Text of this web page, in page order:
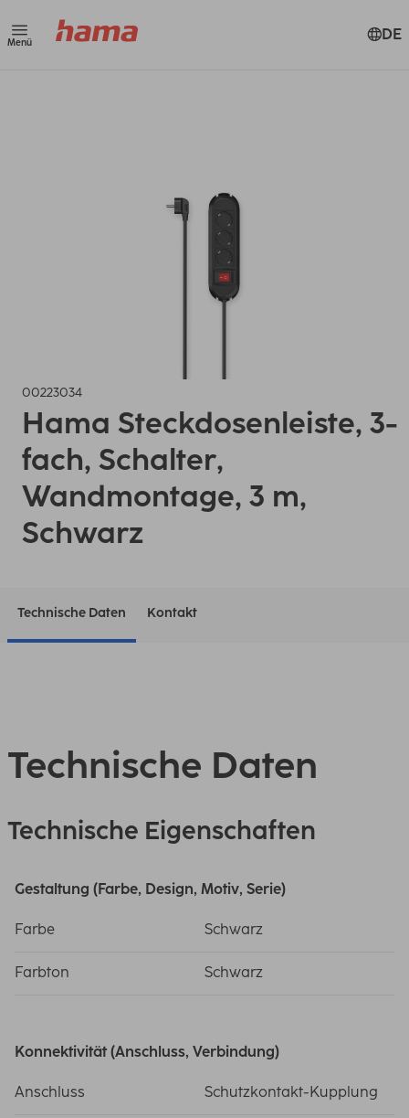
Menü DE
00223034
Hama Steckdosenleiste, 3-
fach, Schalter,
Wandmontage, 3 m,
Schwarz
Technische Daten Kontakt
Technische Daten
Technische Eigenschaften
Gestaltung (Farbe, Design, Motiv, Serie)
Farbe Schwarz
Farbton Schwarz
Konnektivität (Anschluss, Verbindung)
Anschluss Schutzkontakt-Kupplung